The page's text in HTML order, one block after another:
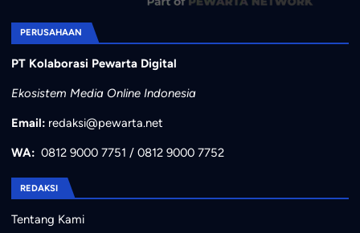
PERUSAHAAN
PT Kolaborasi Pewarta Digital
Ekosistem Media Online Indonesia
Email: redaksi@pewarta.net
WA: 0812 9000 7751 / 0812 9000 7752
REDAKSI
Tentang Kami